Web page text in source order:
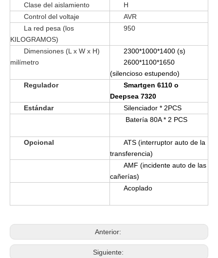
Clase del aislamiento
H
Control del voltaje
AVR
La red pesa (los
KILOGRAMOS)
950
Dimensiones (L x W x H)
milímetro
2300*1000*1400 (s)
2600*1100*1650
(silencioso estupendo)
Regulador
Smartgen 6110 o
Deepsea 7320
Estándar
Silenciador * 2PCS
Batería 80A * 2 PCS
Opcional
ATS (interruptor auto de la
transferencia)
AMF (incidente auto de las
cañerías)
Acoplado
Anterior:
Siguiente: